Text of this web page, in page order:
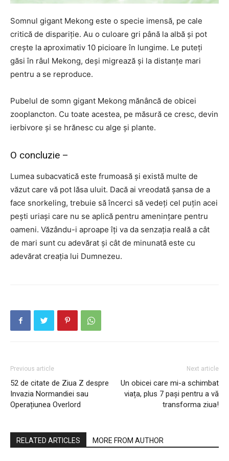
Somnul gigant Mekong este o specie imensă, pe cale
critică de dispariție. Au o culoare gri până la albă și pot
crește la aproximativ 10 picioare în lungime. Le puteți
găsi în râul Mekong, deși migrează și la distanțe mari
pentru a se reproduce.
Pubelul de somn gigant Mekong mănâncă de obicei
zooplancton. Cu toate acestea, pe măsură ce cresc, devin
ierbivore și se hrănesc cu alge și plante.
O concluzie –
Lumea subacvatică este frumoasă și există multe de
văzut care vă pot lăsa uluit. Dacă ai vreodată șansa de a
face snorkeling, trebuie să încerci să vedeți cel puțin acei
pești uriași care nu se aplică pentru amenințare pentru
oameni. Văzându-i aproape îți va da senzația reală a cât
de mari sunt cu adevărat și cât de minunată este cu
adevărat creația lui Dumnezeu.
Previous article
52 de citate de Ziua Z despre
Invazia Normandiei sau
Operațiunea Overlord
Next article
Un obicei care mi-a schimbat
viața, plus 7 pași pentru a vă
transforma ziua!
RELATED ARTICLES MORE FROM AUTHOR